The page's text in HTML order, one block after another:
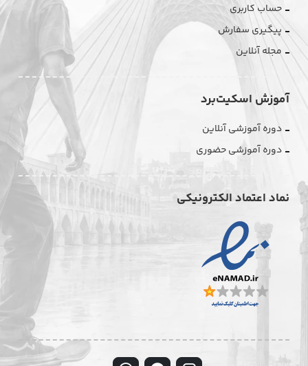
حساب کاربری
پیگیری سفارش
مجله آنلاین
آموزش اسکیت‌برد
دوره آموزشی آنلاین
دوره آموزشی حضوری
نماد اعتماد الکترونیکی